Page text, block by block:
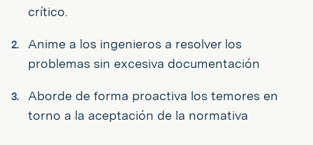
crítico.
Anime a los ingenieros a resolver los
problemas sin excesiva documentación
Aborde de forma proactiva los temores en
torno a la aceptación de la normativa